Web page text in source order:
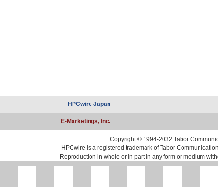
HPCwire Japan
E-Marketings, Inc.
Copyright © 1994-2032 Tabor
HPCwire is a registered trademark of Tabor
Reproduction in whole or in part in any form or medium